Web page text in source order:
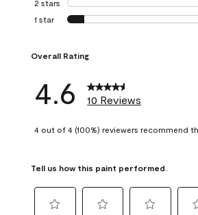
2 stars stars
1 star stars
Overall Rating
4.6 10 Reviews
4 out of 4 (100%) reviewers recommend
Tell us how this paint performed.